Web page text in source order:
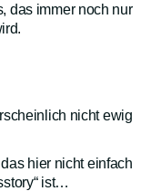
das immer noch nur
nicht ewig
hier nicht einfach
ist…